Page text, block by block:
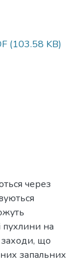
(103.58 KB)
через
пухлини на
заходи, що
запальних